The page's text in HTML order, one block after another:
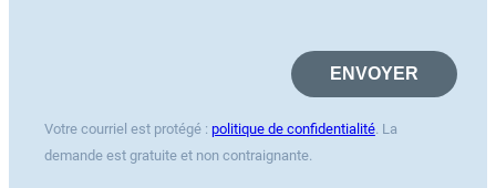
Votre courriel est protégé : politique de confidentialité. La
demande est gratuite et non contraignante.